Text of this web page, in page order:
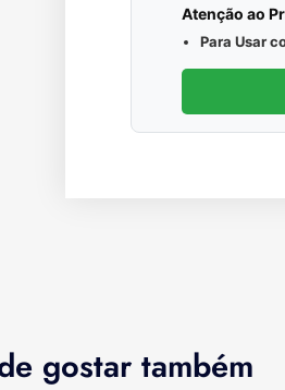
Atenção ao
Para Usar
gostar também